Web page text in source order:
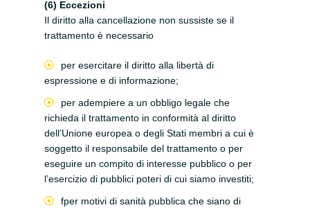
(6) Eccezioni
Il diritto alla cancellazione non sussiste se il
trattamento è necessario
per esercitare il diritto alla libertà di
espressione e di informazione;
per adempiere a un obbligo legale che
richieda il trattamento in conformità al diritto
dell’Unione europea o degli Stati membri a cui è
soggetto il responsabile del trattamento o per
eseguire un compito di interesse pubblico o per
l’esercizio di pubblici poteri di cui siamo investiti;
fper motivi di sanità pubblica che siano di